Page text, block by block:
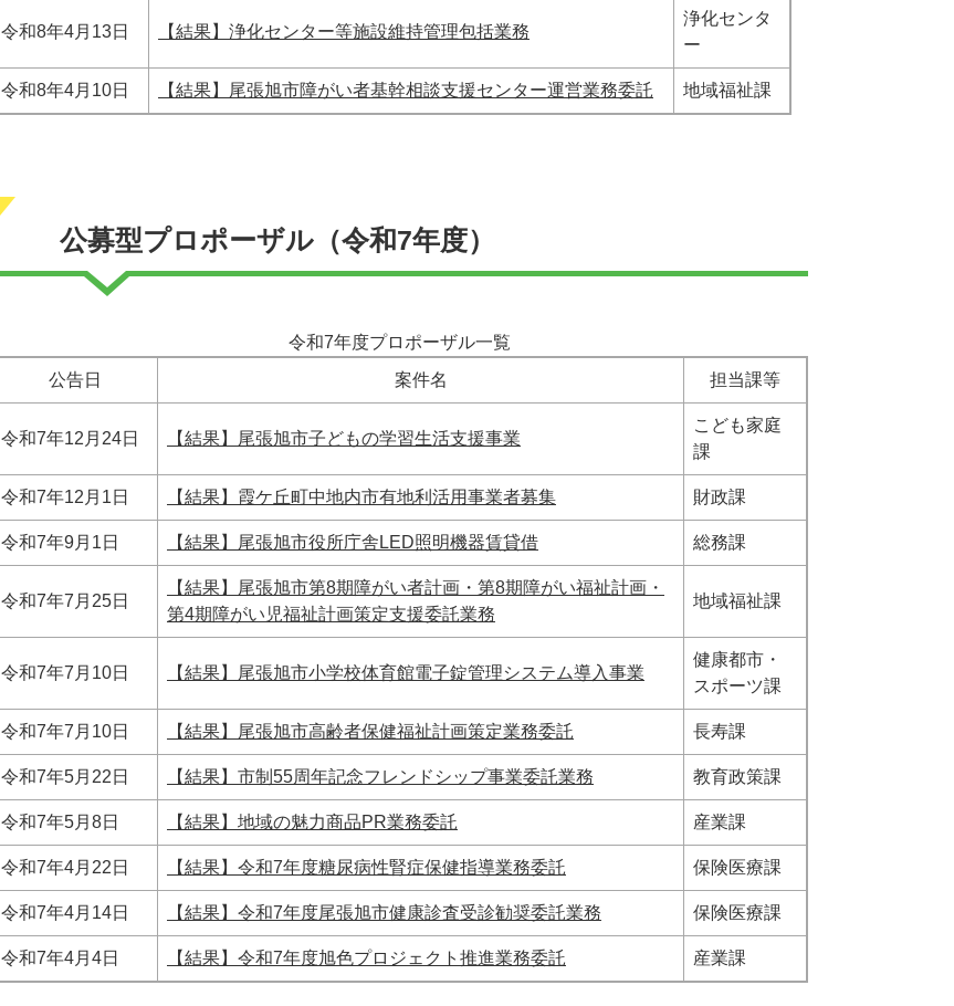
令和8年4月13日 【結果】浄化センター等施設維持管理包括業務
浄化センタ
ー
令和8年4月10日 【結果】尾張旭市障がい者基幹相談支援センター運営業務委託 地域福祉課
公募型プロポーザル（令和7年度）
令和7年度プロポーザル一覧
公告日
案件名 担当課等
令和7年12月24日 【結果】尾張旭市子どもの学習生活支援事業
こども家庭
課
令和7年12月1日 【結果】霞ケ丘町中地内市有地利活用事業者募集 財政課
令和7年9月1日 【結果】尾張旭市役所庁舎LED照明機器賃貸借 総務課
令和7年7月25日
【結果】尾張旭市第8期障がい者計画・第8期障がい福祉計画・
第4期障がい児福祉計画策定支援委託業務
地域福祉課
令和7年7月10日 【結果】尾張旭市小学校体育館電子錠管理システム導入事業
健康都市・
スポーツ課
令和7年7月10日 【結果】尾張旭市高齢者保健福祉計画策定業務委託 長寿課
令和7年5月22日 【結果】​ 市制55周年記念フレンドシップ事業委託業務 教育政策課
令和7年5月8日 【結果】​地域の魅力商品PR業務委託 産業課
令和7年4月22日 【結果】​令和7年度糖尿病性腎症保健指導業務委託 保険医療課
令和7年4月14日 【結果】令和7年度尾張旭市健康診査受診勧奨委託業務 保険医療課
令和7年4月4日 【結果】令和7年度旭色プロジェクト推進業務委託 産業課